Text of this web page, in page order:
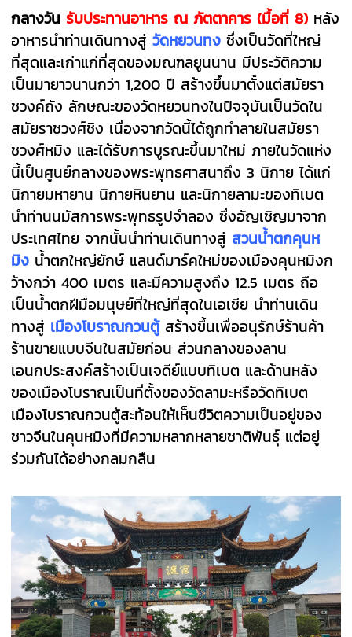
กลางวันรับประทานอาหาร ณ ภัตตาคาร (มื้อที่ 8) หลัง
อาหารนำท่านเดินทางสู่วัดหยวนทง ซึ่งเป็นวัดที่ใหญ่
ที่สุดและเก่าแก่ที่สุดของมณฑลยูนนาน มีประวัติความ
เป็นมายาวนานกว่า 1,200 ปี สร้างขึ้นมาตั้งแต่สมัยรา
ชวงค์ถัง ลักษณะของวัดหยวนทงในปัจจุบันเป็นวัดใน
สมัยราชวงศ์ชิง เนื่องจากวัดนี้ได้ถูกทำลายในสมัยรา
ชวงศ์หมิง และได้รับการบูรณะขึ้นมาใหม่ ภายในวัดแห่ง
นี้เป็นศูนย์กลางของพระพุทธศาสนาถึง 3 นิกาย ได้แก่
นิกายมหายาน นิกายหินยาน และนิกายลามะของทิเบต
นำท่านนมัสการพระพุทธรูปจำลอง ซึ่งอัญเชิญมาจาก
ประเทศไทย จากนั้นนำท่านเดินทางสู่ สวนน้ำตกคุนห
มิง น้ำตกใหญ่ยักษ์ แลนด์มาร์คใหม่ของเมืองคุนหมิงก
ว้างกว่า 400 เมตร และมีความสูงถึง 12.5 เมตร ถือ
เป็นน้ำตกฝีมือมนุษย์ที่ใหญ่ที่สุดในเอเชีย นำท่านเดิน
ทางสู่ เมืองโบราณกวนตู้ สร้างขึ้นเพื่ออนุรักษ์ร้านค้า
ร้านขายแบบจีนในสมัยก่อน ส่วนกลางของลาน
เอนกประสงค์สร้างเป็นเจดีย์แบบทิเบต และด้านหลัง
ของเมืองโบราณเป็นที่ตั้งของวัดลามะหรือวัดทิเบต
เมืองโบราณกวนตู้สะท้อนให้เห็นชีวิตความเป็นอยู่ของ
ชาวจีนในคุนหมิงที่มีความหลากหลายชาติพันธุ์ แต่อยู่
ร่วมกันได้อย่างกลมกลืน